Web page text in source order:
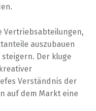
Vertriebsabteilungen,
auszubauen
Der kluge
Verständnis der
auf dem Markt eine